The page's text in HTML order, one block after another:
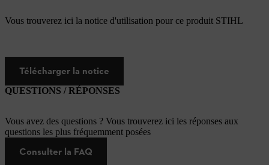
Vous trouverez ici la notice d'utilisation pour ce produit STIHL
Télécharger la notice
QUESTIONS / RÉPONSES
Vous avez des questions ? Vous trouverez ici les réponses aux
questions les plus fréquemment posées
Consulter la FAQ